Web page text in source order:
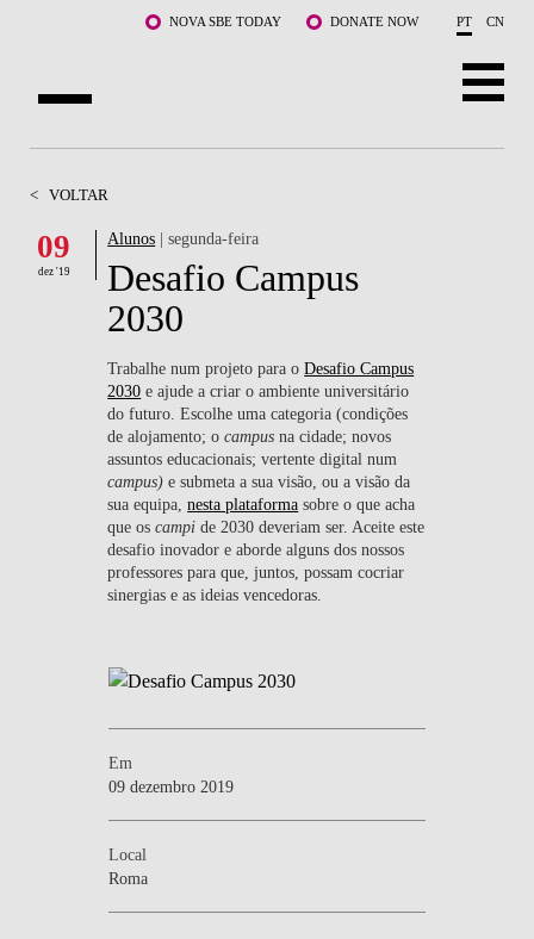
Saltar para o conteúdo principalNOVA SBE TODAY DONATE NOW PT CN
DOCENTES E INVESTIGAÇÃO
COMUNIDADE
LIFE AT NOVA SBE
WHAT'S HAPPENING
< VOLTAR
09
dez '19
Alunos | segunda-feira
Desafio Campus
2030
Trabalhe num projeto para oDesafio Campus
2030 e ajude a criar o ambiente universitário
do futuro. Escolhe uma categoria (condições
de alojamento; ocampus na cidade; novos
assuntos educacionais; vertente digital num
campus)e submeta a sua visão, ou a visão da
sua equipa,nesta plataforma sobre o que acha
que oscampi de 2030 deveriam ser. Aceite este
desafio inovador e aborde alguns dos nossos
professores para que, juntos, possam cocriar
sinergias e as ideias vencedoras.
Em
09 dezembro 2019
Local
Roma